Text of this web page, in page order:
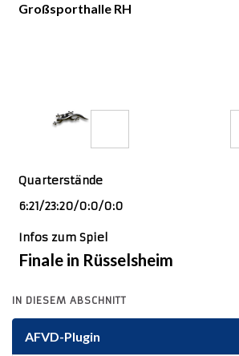
Großsporthalle RH
Quarterstände
6:21/23:20/0:0/0:0
Infos zum Spiel
Finale in Rüsselsheim
IN DIESEM ABSCHNITT
AFVD-Plugin